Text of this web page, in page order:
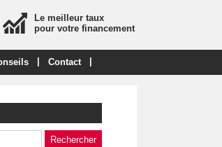
Le meilleur taux
pour votre financement
Contact